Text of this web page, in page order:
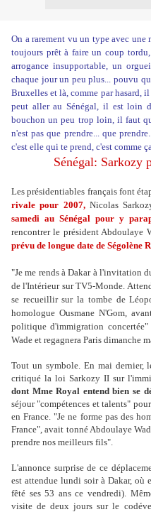
On a rarement vu un type avec
toujours prêt à faire un coup
arrogance insupportable, un
chaque jour un peu plus... pouvu
Bruxelles et là, comme par hasard,
peut aller au Sénégal, il est loin
bouchon un peu trop loin, il faut
n'est pas que prendre... que
c'est elle qui te prend, c'est comme
Sénégal: Sarkozy
Les présidentiables français font
rivale pour 2007,Nicolas
samedi au Sénégal pour y
rencontrer le président Abdoulaye
prévu de longue date de Ségolène
"Je me rends à Dakar à l'invitation
de l'Intérieur sur TV5-Monde.
se recueillir sur la tombe de
homologue Ousmane N'Gom,
politique d'immigration
Wade et regagnera Paris dimanche
Tout un symbole. En mai dernier,
critiqué la loi Sarkozy II sur
dont Mme Royal entend bien se
séjour "compétences et talents"
en France. "Je ne forme pas des
France", avait tonné Abdoulaye
prendre nos meilleurs fils".
L'annonce surprise de ce
est attendue lundi soir à Dakar, où
fêté ses 53 ans ce vendredi).
visite de deux jours sur le